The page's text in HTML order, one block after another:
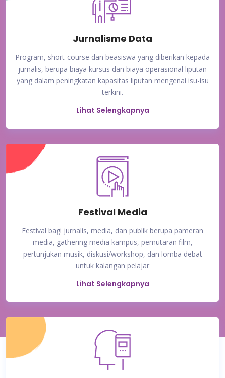
Jurnalisme Data
Program, short-course dan beasiswa yang diberikan kepada
jurnalis, berupa biaya kursus dan biaya operasional liputan
yang dalam peningkatan kapasitas liputan mengenai isu-isu
terkini.
Lihat Selengkapnya
Festival Media
Festival bagi jurnalis, media, dan publik berupa pameran
media, gathering media kampus, pemutaran film,
pertunjukan musik, diskusi/workshop, dan lomba debat
untuk kalangan pelajar
Lihat Selengkapnya